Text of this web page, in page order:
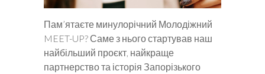
Пам’ятаєте минулорічний Молодіжний
MEET-UP? Саме з нього стартував наш
найбільший проєкт, найкраще
партнерство та історія Запорізького